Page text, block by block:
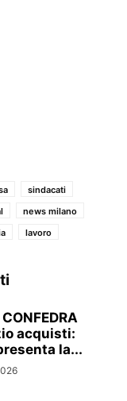
sindacati
news milano
lavoro
acquisti:
la...